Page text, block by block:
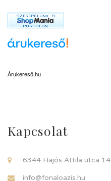
Árukereső.hu
Kapcsolat
6344 Hajós Attila utca 14
info@fonaloazis.hu